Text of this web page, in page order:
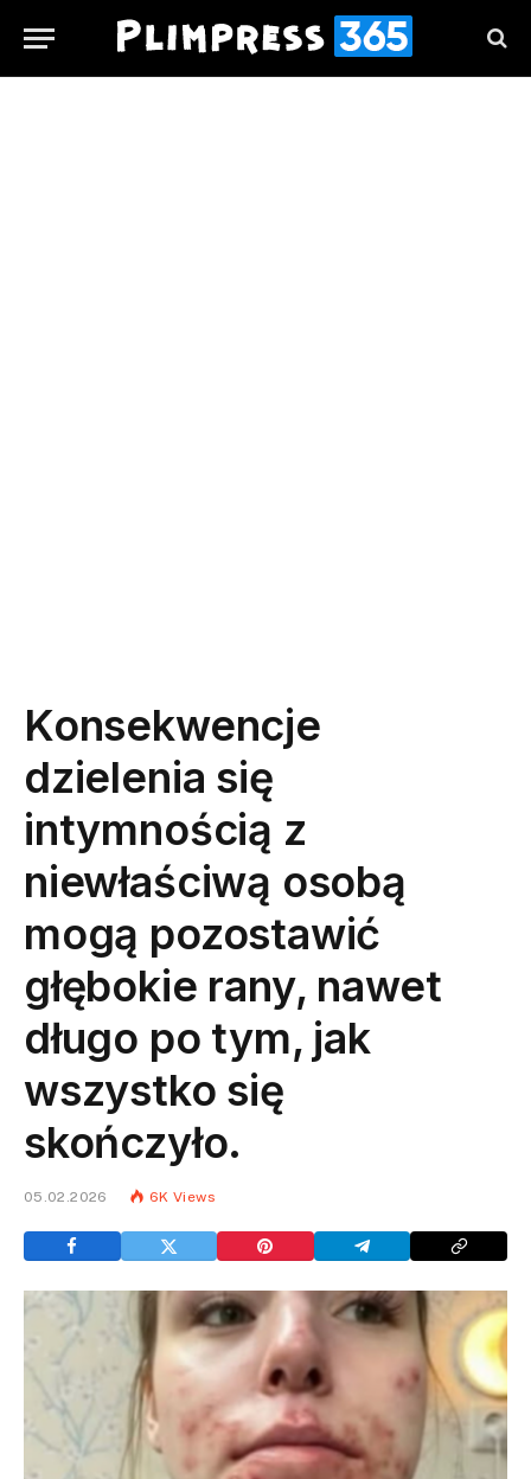
Konsekwencje
dzielenia się
intymnością z
niewłaściwą osobą
mogą pozostawić
głębokie rany, nawet
długo po tym, jak
wszystko się
skończyło.
05.02.2026 6KViews